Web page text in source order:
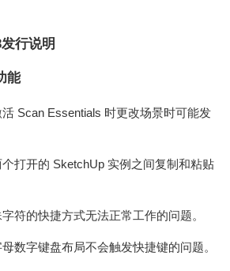
行说明
能
活 Scan Essentials 时更改场景时可能发
个打开的 SketchUp 实例之间复制和粘贴
字符的快捷方式无法正常工作的问题。
母数字键盘布局不会触发快捷键的问题。
有捕捉的光盘周长。 LayOut 发
有文件，渲染覆盖的默认设置
。 修复了链接到视口的自动图
反映对视口模型所做的更改的问
站提供百度网盘、腾讯微云这两
建议安装客户端下载），如果两
失效请在评论区留言。如果有其
我个人微信或者发邮件，微信
：53x1；解压码： 下载 二维码
码：ju4kmj；解压码： 下载 二